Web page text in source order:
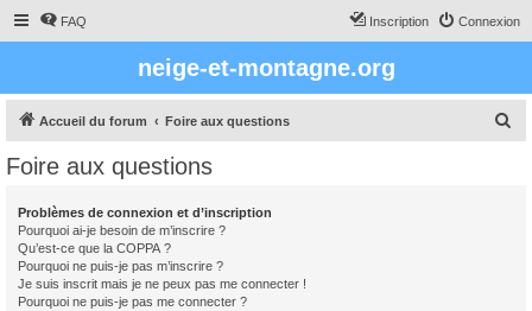
FAQ Connexion
Inscription
neige-et-montagne.org
Accueil du forum Foire aux questions
Foire aux questions
Problèmes de connexion et d’inscription
Pourquoi ai-je besoin de m’inscrire ?
Qu’est-ce que la COPPA ?
Pourquoi ne puis-je pas m’inscrire ?
Je suis inscrit mais je ne peux pas me connecter !
Pourquoi ne puis-je pas me connecter ?